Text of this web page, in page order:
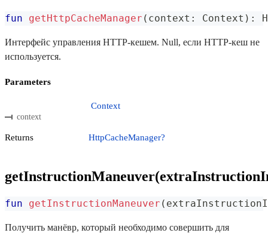
fun getHttpCacheManager ( context : Context ) :
Интерфейс управления HTTP-кешем. Null, если HTTP-кеш не
используется.
Parameters
context
Context
Returns HttpCacheManager?
fun getInstructionManeuver (
Получить манёвр, который необходимо совершить для